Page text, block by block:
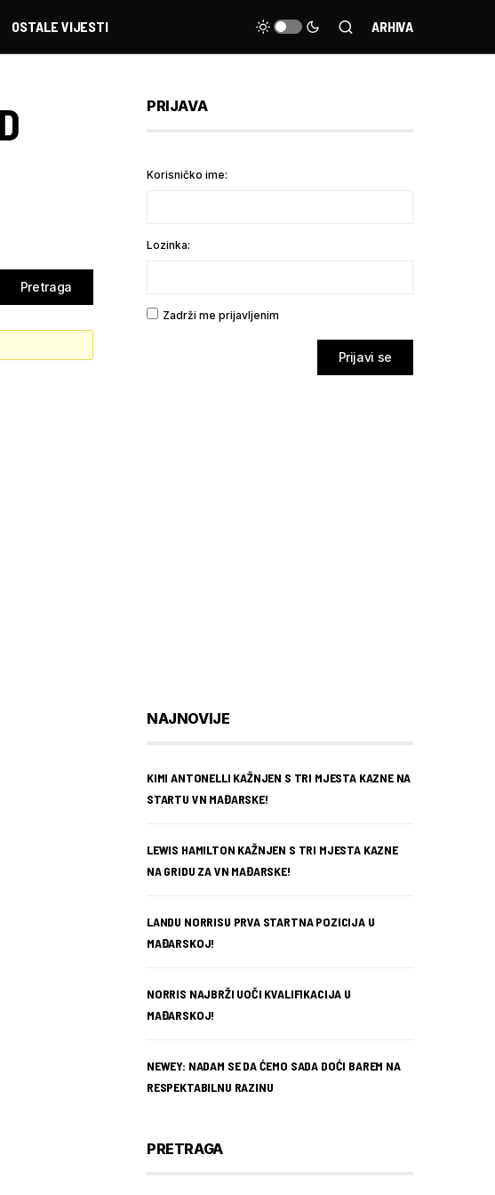
OSTALE VIJESTI ARHIVA
PRIJAVA
Korisničko ime:
Lozinka:
Zadrži me prijavljenim
Prijavi se
NAJNOVIJE
KIMI ANTONELLI KAŽNJEN S TRI MJESTA KAZNE NA
STARTU VN MAĐARSKE!
LEWIS HAMILTON KAŽNJEN S TRI MJESTA KAZNE
NA GRIDU ZA VN MAĐARSKE!
LANDU NORRISU PRVA STARTNA POZICIJA U
MAĐARSKOJ!
NORRIS NAJBRŽI UOČI KVALIFIKACIJA U
MAĐARSKOJ!
NEWEY: NADAM SE DA ĆEMO SADA DOĆI BAREM NA
RESPEKTABILNU RAZINU
PRETRAGA